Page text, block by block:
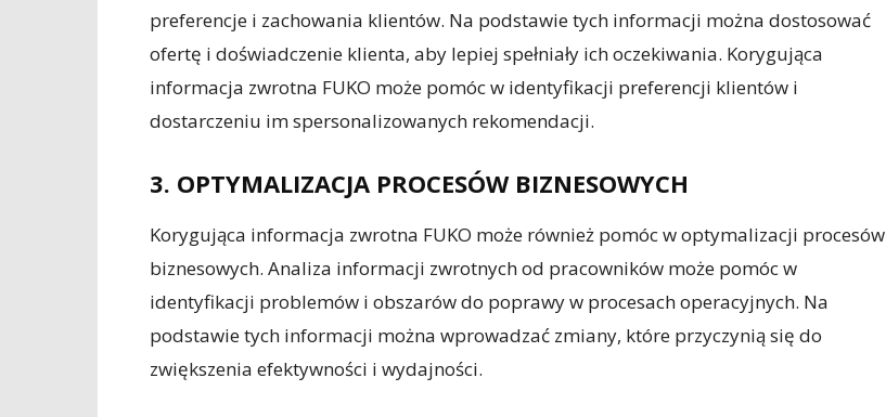
preferencje i zachowania klientów. Na podstawie tych informacji można dostosować
ofertę i doświadczenie klienta, aby lepiej spełniały ich oczekiwania. Korygująca
informacja zwrotna FUKO może pomóc w identyfikacji preferencji klientów i
dostarczeniu im spersonalizowanych rekomendacji.
3. OPTYMALIZACJA PROCESÓW BIZNESOWYCH
Korygująca informacja zwrotna FUKO może również pomóc w optymalizacji procesów
biznesowych. Analiza informacji zwrotnych od pracowników może pomóc w
identyfikacji problemów i obszarów do poprawy w procesach operacyjnych. Na
podstawie tych informacji można wprowadzać zmiany, które przyczynią się do
zwiększenia efektywności i wydajności.